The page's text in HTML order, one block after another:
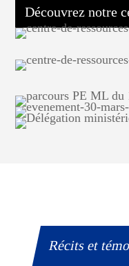
Découvrez notre
Récits et